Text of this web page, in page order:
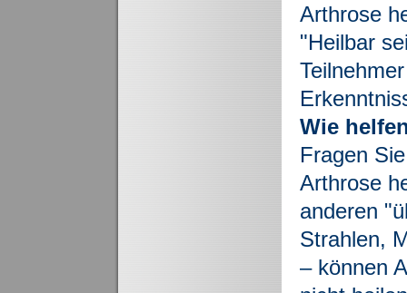
Arthrose
"Heilbar
Wie
Fragen
Arthrose
anderen
Strahlen,
– können